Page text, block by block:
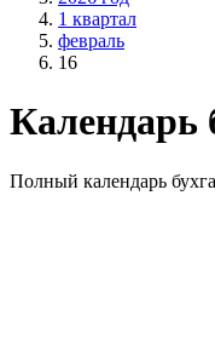
1 квартал
февраль
16
Календарь
Полный календарь